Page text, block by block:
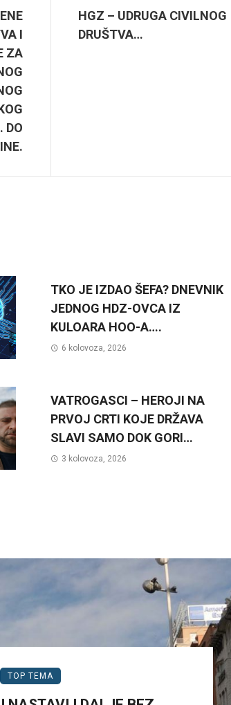
I
ZA
DO
HGZ – UDRUGA CIVILNOG
DRUŠTVA…
TKO JE IZDAO ŠEFA? DNEVNIK
JEDNOG HDZ-OVCA IZ
KULOARA HOO-A….
6 kolovoza, 2026
VATROGASCI – HEROJI NA
PRVOJ CRTI KOJE DRŽAVA
SLAVI SAMO DOK GORI…
3 kolovoza, 2026
TOP TEMA